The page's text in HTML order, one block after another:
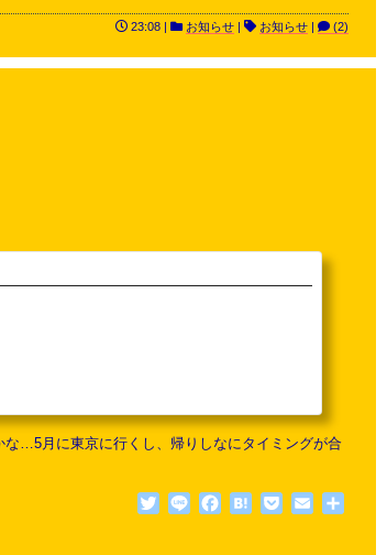
23:08 | お知らせ | お知らせ | (2)
…5月に東京に行くし、帰りしなにタイミングが合
TwitterLine Facebook
HatenaPocketEmail